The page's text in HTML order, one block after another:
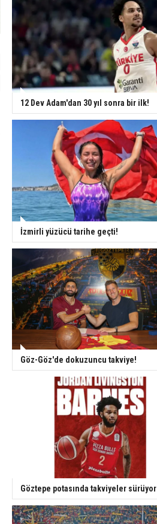
12 Dev Adam'dan 30 yıl sonra bir ilk!
İzmirli yüzücü tarihe geçti!
Göz-Göz'de dokuzuncu takviye!
Göztepe potasında takviyeler sürüyor